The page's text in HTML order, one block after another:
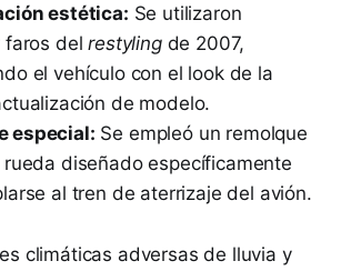
estética: Se utilizaron
faros delrestylingde 2007,
el vehículo con el look de la
de modelo.
especial: Se empleó un remolque
diseñado específicamente
al tren de aterrizaje del avión.
climáticas adversas de lluvia y